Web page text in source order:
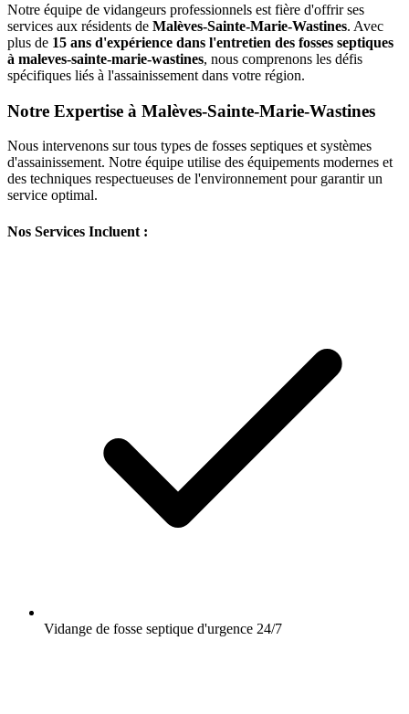
Notre équipe de vidangeurs professionnels est fière d'offrir ses
services aux résidents de Malèves-Sainte-Marie-Wastines. Avec
plus de 15 ans d'expérience dans l'entretien des fosses septiques
à maleves-sainte-marie-wastines, nous comprenons les défis
spécifiques liés à l'assainissement dans votre région.
Notre Expertise à Malèves-Sainte-Marie-Wastines
Nous intervenons sur tous types de fosses septiques et systèmes
d'assainissement. Notre équipe utilise des équipements modernes et
des techniques respectueuses de l'environnement pour garantir un
service optimal.
Nos Services Incluent :
Vidange de fosse septique d'urgence 24/7